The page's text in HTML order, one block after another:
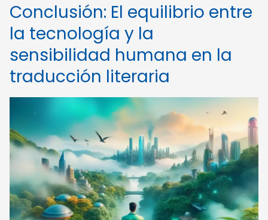
Conclusión: El equilibrio entre
la tecnología y la
sensibilidad humana en la
traducción literaria